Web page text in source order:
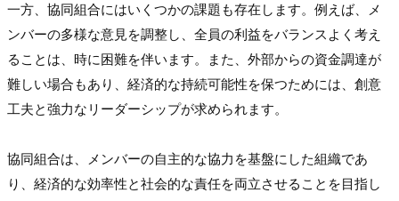
一方、協同組合にはいくつかの課題も存在します。例えば、メ
ンバーの多様な意見を調整し、全員の利益をバランスよく考え
ることは、時に困難を伴います。また、外部からの資金調達が
難しい場合もあり、経済的な持続可能性を保つためには、創意
工夫と強力なリーダーシップが求められます。
協同組合は、メンバーの自主的な協力を基盤にした組織であ
り、経済的な効率性と社会的な責任を両立させることを目指し